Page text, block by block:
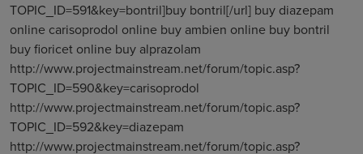
TOPIC_ID=591&key=bontril]buy bontril[/url] buy diazepam
online carisoprodol online buy ambien online buy bontril
buy fioricet online buy alprazolam
http://www.projectmainstream.net/forum/topic.asp?
TOPIC_ID=590&key=carisoprodol
http://www.projectmainstream.net/forum/topic.asp?
TOPIC_ID=592&key=diazepam
http://www.projectmainstream.net/forum/topic.asp?